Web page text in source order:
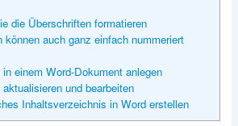
die Überschriften formatieren
können auch ganz einfach nummeriert
einem Word-Dokument anlegen
und bearbeiten
Inhaltsverzeichnis in Word erstellen